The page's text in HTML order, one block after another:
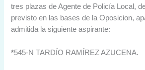
tres plazas de Agente de Policía Local,
previsto en las bases de la Oposicion,
admitida la siguiente aspirante:
*545-N TARDÍO RAMÍREZ AZUCENA.